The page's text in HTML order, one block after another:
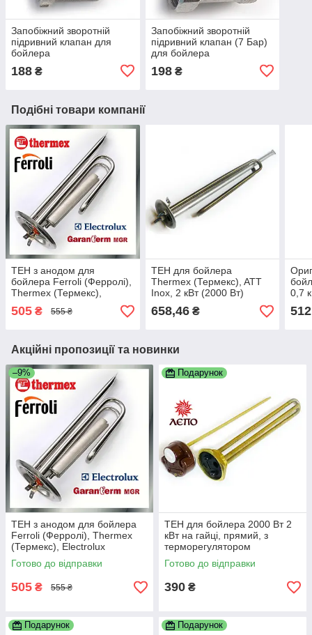
Запобіжний зворотній
підривний клапан для
бойлера
188 ₴
Запобіжний зворотній
підривний клапан (7 Бар)
для бойлера
198₴
Подібні товари компанії
ТЕН з анодом для
бойлера Ferroli (Ферролі),
Thermex (Термекс),
Electrolux (Електролюкс),
Garanterm (Гарантерм)
505 ₴ 555 ₴
ТЕН для бойлера
Thermex (Термекс), ATT
Inox, 2 кВт (2000 Вт)
658,46₴
0,7
512
Акційні пропозиції та новинки
–9%
ТЕН з анодом для бойлера
Ferroli (Ферролі), Thermex
(Термекс), Electrolux
(Електролюкс), Garanterm
(Гарантерм) 1500 Вт
Готово до відправки
505 ₴ 555 ₴
Подарунок
ТЕН для бойлера 2000 Вт 2
кВт на гайці, прямий, з
терморегулятором
Готово до відправки
390 ₴
Подарунок Подарунок